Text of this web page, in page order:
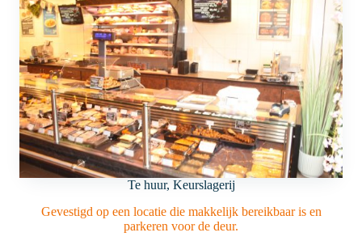
Te huur, Keurslagerij
Gevestigd op een locatie die makkelijk bereikbaar is en
parkeren voor de deur.